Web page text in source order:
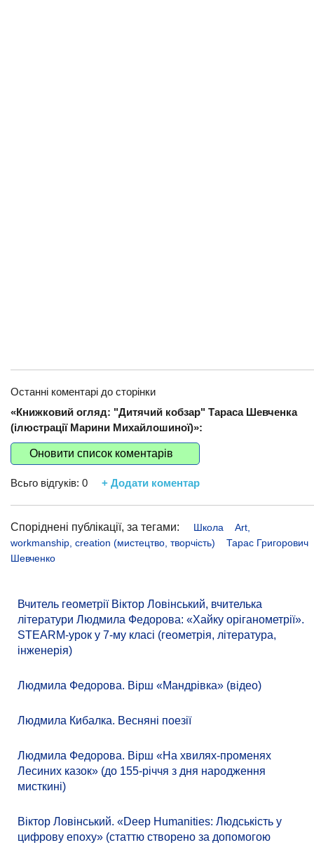
Останні коментарі до сторінки
«Книжковий огляд: "Дитячий кобзар" Тараса Шевченка
(ілюстрації Марини Михайлошиної)»:
Оновити список коментарів
Всьго відгуків: 0 + Додати коментар
Споріднені публікації, за тегами: Школа
Art,
workmanship, creation (мистецтво, творчість)
Тарас Григорович
Шевченко
Вчитель геометрії Віктор Ловінський, вчителька
літератури Людмила Федорова: «Хайку оріганометрії».
STEARM-урок у 7-му класі (геометрія, література,
інженерія)
Людмила Федорова. Вірш «Мандрівка» (відео)
Людмила Кибалка. Весняні поезії
Людмила Федорова. Вірш «На хвилях-променях
Лесиних казок» (до 155-річчя з дня народження
мисткині)
Віктор Ловінський. «Deep Humanities: Людськість у
цифрову епоху» (статтю створено за допомогою